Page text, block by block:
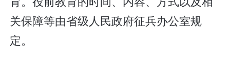
关保障等由省级人民政府征兵办公室规
定。